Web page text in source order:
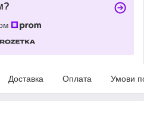
Доставка Оплата Умови